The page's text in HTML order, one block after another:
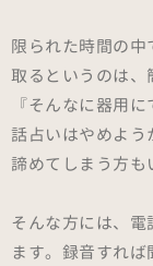
限られた時間の
取るというのは
『そんなに器用
話占いはやめよう
諦めてしまう方も
そんな方には、
ます。録音すれ